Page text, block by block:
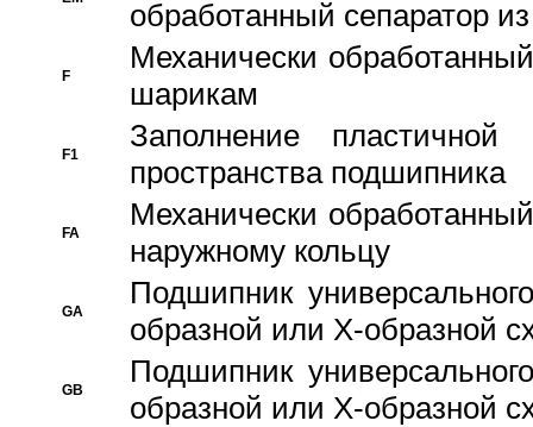
обработанный сепаратор
F
Механически
шарикам
F1
Заполнение
пространства подшипника
FA
Механически
наружному кольцу
GA
Подшипник
образной или Х-образной
GB
Подшипник
образной или Х-образной